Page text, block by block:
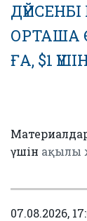
ОРТАША
ҒА, $1
үшін ақылы
07.08.2026,